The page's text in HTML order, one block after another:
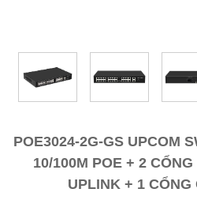
POE3024-2G-GS UPCOM
10/100M POE + 2
UPLINK + 1 CỔNG